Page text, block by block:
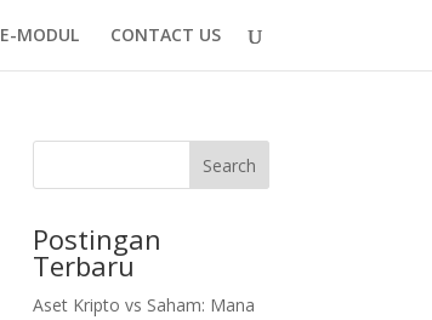
E-MODUL CONTACT US
Search
Postingan
Terbaru
Aset Kripto vs Saham: Mana